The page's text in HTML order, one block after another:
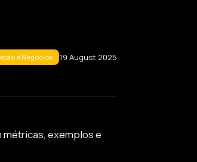
e Negócios 19 August 2025
exemplos e